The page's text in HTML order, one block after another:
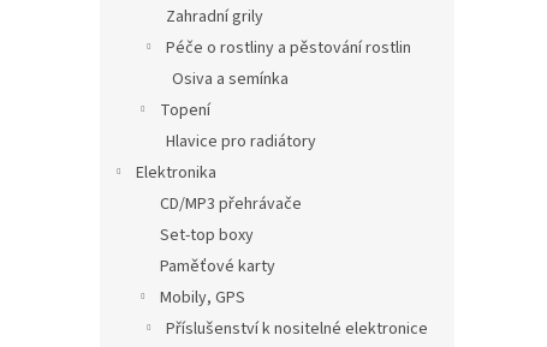
Zahradní grily
Péče o rostliny a pěstování rostlin
Osiva a semínka
Topení
Hlavice pro radiátory
Elektronika
CD/MP3 přehrávače
Set-top boxy
Paměťové karty
Mobily, GPS
Příslušenství k nositelné elektronice